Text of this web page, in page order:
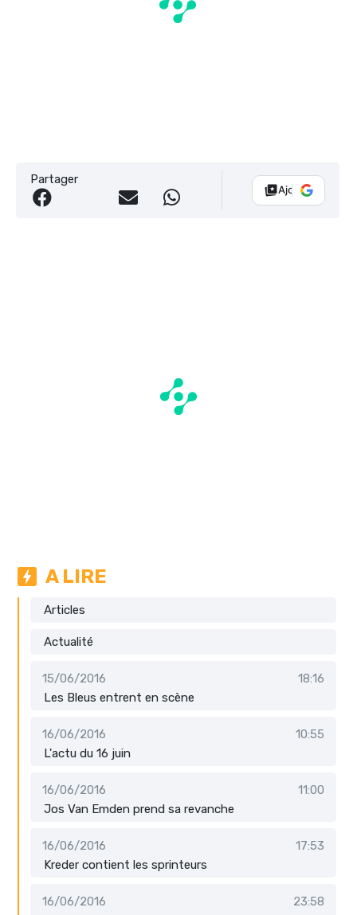
Partager
Ajouter Vélo
A LIRE
Articles
Actualité
15/06/2016
18:16
Les Bleus entrent en scène
16/06/2016
10:55
L'actu du 16 juin
16/06/2016
11:00
Jos Van Emden prend sa revanche
16/06/2016
17:53
Kreder contient les sprinteurs
16/06/2016
23:58